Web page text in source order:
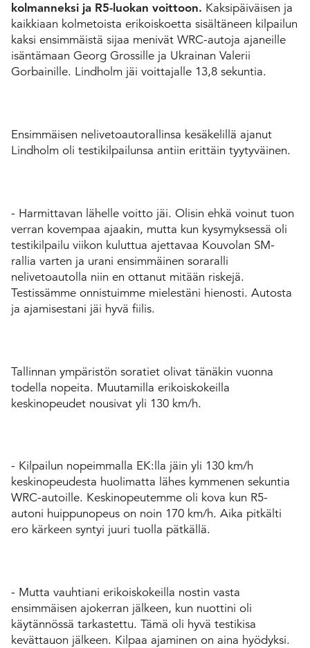
kolmanneksi ja R5-luokan voittoon. Kaksipäiväisen ja
kaikkiaan kolmetoista erikoiskoetta sisältäneen kilpailun
kaksi ensimmäistä sijaa menivät WRC-autoja ajaneille
isäntämaan Georg Grossille ja Ukrainan Valerii
Gorbainille. Lindholm jäi voittajalle 13,8 sekuntia.
Ensimmäisen nelivetoautorallinsa kesäkelillä ajanut
Lindholm oli testikilpailunsa antiin erittäin tyytyväinen.
- Harmittavan lähelle voitto jäi. Olisin ehkä voinut tuon
verran kovempaa ajaakin, mutta kun kysymyksessä oli
testikilpailu viikon kuluttua ajettavaa Kouvolan SM-
rallia varten ja urani ensimmäinen soraralli
nelivetoautolla niin en ottanut mitään riskejä.
Testissämme onnistuimme mielestäni hienosti. Autosta
ja ajamisestani jäi hyvä fiilis.
Tallinnan ympäristön soratiet olivat tänäkin vuonna
todella nopeita. Muutamilla erikoiskokeilla
keskinopeudet nousivat yli 130 km/h.
- Kilpailun nopeimmalla EK:lla jäin yli 130 km/h
keskinopeudesta huolimatta lähes kymmenen sekuntia
WRC-autoille. Keskinopeutemme oli kova kun R5-
autoni huippunopeus on noin 170 km/h. Aika pitkälti
ero kärkeen syntyi juuri tuolla pätkällä.
- Mutta vauhtiani erikoiskokeilla nostin vasta
ensimmäisen ajokerran jälkeen, kun nuottini oli
käytännössä tarkastettu. Tämä oli hyvä testikisa
kevättauon jälkeen. Kilpaa ajaminen on aina hyödyksi.